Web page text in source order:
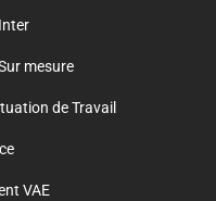
mesure
de Travail
VAE